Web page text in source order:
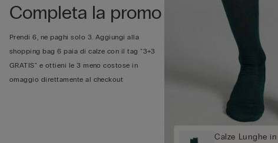
Completa la promo
Prendi 6, ne paghi solo 3. Aggiungi alla
shopping bag 6 paia di calze con il tag "3+3
GRATIS" e ottieni le 3 meno costose in
omaggio direttamente al checkout
Calze Lunghe